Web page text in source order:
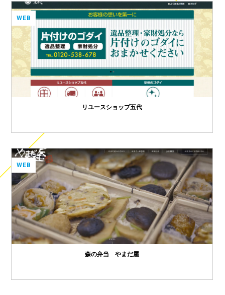
リユースショップ五代
WEB
森の弁当 やまだ屋
WEB